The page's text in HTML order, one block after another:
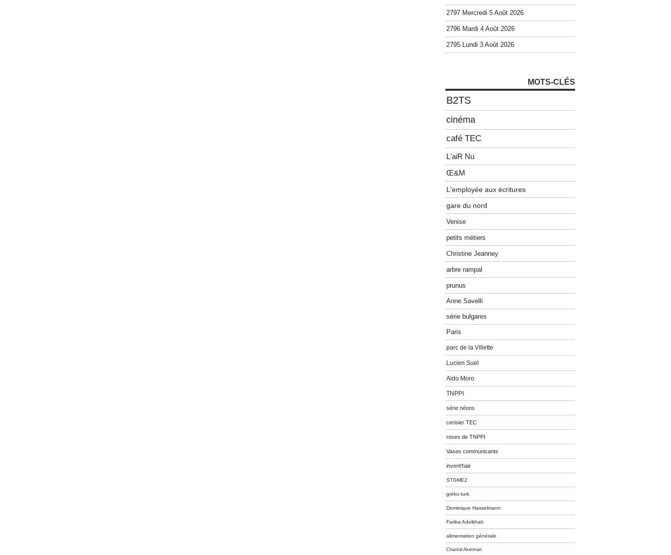
2797 Mercredi 5 Août 2026
2796 Mardi 4 Août 2026
2795 Lundi 3 Août 2026
MOTS-CLÉS
B2TS
cinéma
café TEC
L'aiR Nu
Œ&M
L'employée aux écritures
gare du nord
Venise
petits métiers
Christine Jeanney
arbre rampal
prunus
Anne Savelli
série bulgares
Paris
parc de la Villette
Lucien Suel
Aldo Moro
TNPPI
série néons
cerisier TEC
roses de TNPPI
Vases communicants
invent'hair
STGME2
gréko-turk
Dominique Hasselmann
Fariba Adelkhah
alimentation générale
Chantal Akerman